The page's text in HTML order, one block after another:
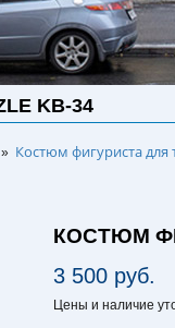
KB-34
» Костюм фигуриста для
КОСТЮМ
3 500 руб.
Цены и наличие